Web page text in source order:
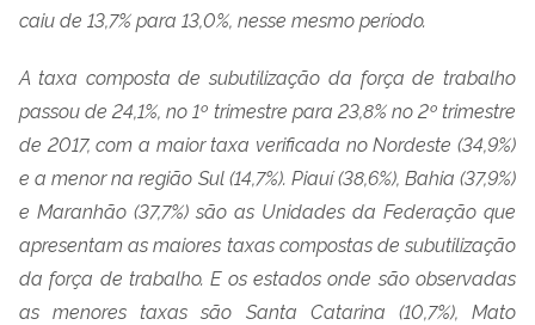
caiu de 13,7% para 13,0%, nesse mesmo período.
A taxa composta de subutilização da força de trabalho
passou de 24,1%, no 1º trimestre para 23,8% no 2º trimestre
de 2017, com a maior taxa verificada no Nordeste (34,9%)
e a menor na região Sul (14,7%). Piauí (38,6%), Bahia (37,9%)
e Maranhão (37,7%) são as Unidades da Federação que
apresentam as maiores taxas compostas de subutilização
da força de trabalho. E os estados onde são observadas
as menores taxas são Santa Catarina (10,7%), Mato